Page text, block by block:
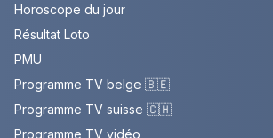
Horoscope du jour
Résultat Loto
PMU
Programme TV belge 🇧🇪
Programme TV suisse 🇨🇭
Programme TV vidéo